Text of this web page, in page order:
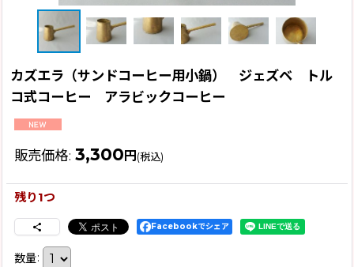
カズエラ（サンドコーヒー用小鍋） ジェズベ トル
コ式コーヒー アラビックコーヒー
販売価格: 3,300円(税込)
残り1つ
Facebookでシェア
数量: